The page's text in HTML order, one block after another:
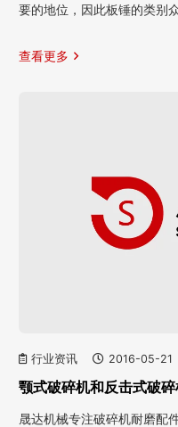
要的地位，因此板锤的类别
查看更多
行业资讯 2016-05-21
颚式破碎机和反击式破
晟达机械专注破碎机耐磨配